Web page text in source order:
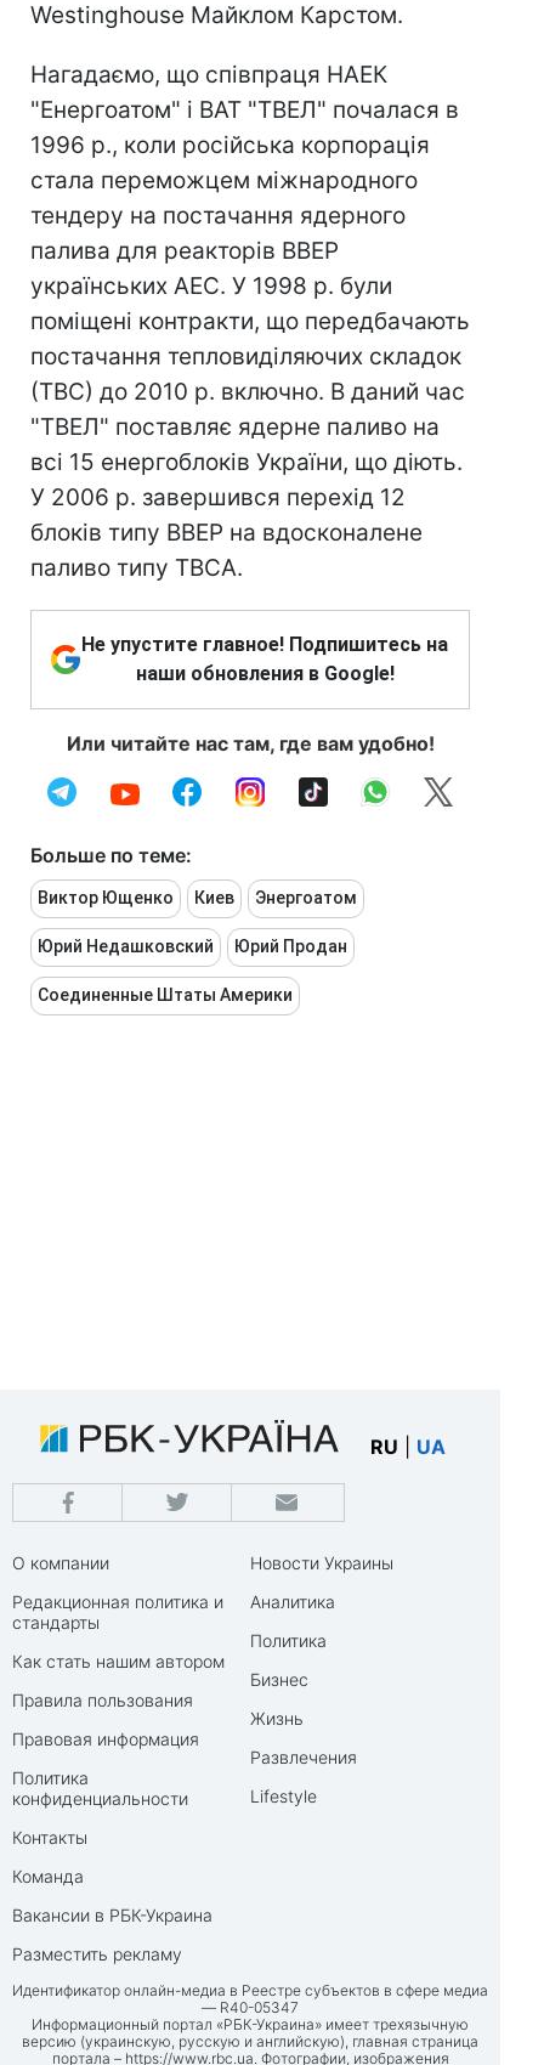
Westinghouse Майклом Карстом.
Нагадаємо, що співпраця НАЕК
"Енергоатом" і ВАТ "ТВЕЛ" почалася в
1996 р., коли російська корпорація
стала переможцем міжнародного
тендеру на постачання ядерного
палива для реакторів ВВЕР
українських АЕС. У 1998 р. були
поміщені контракти, що передбачають
постачання тепловиділяючих складок
(ТВС) до 2010 р. включно. В даний час
"ТВЕЛ" поставляє ядерне паливо на
всі 15 енергоблоків України, що діють.
У 2006 р. завершився перехід 12
блоків типу ВВЕР на вдосконалене
паливо типу ТВСА.
Не упустите главное! Подпишитесь на
наши обновления в Google!
Или читайте нас там, где вам удобно!
Больше по теме:
Виктор Ющенко Киев Энергоатом
Юрий Недашковский Юрий Продан
Соединенные Штаты Америки
RU UA
О компании
Редакционная политика и
стандарты
Как стать нашим автором
Правила пользования
Правовая информация
Политика
конфиденциальности
Контакты
Команда
Вакансии в РБК-Украина
Разместить рекламу
Новости Украины
Аналитика
Политика
Бизнес
Жизнь
Развлечения
Lifestyle
Идентификатор онлайн-медиа в Реестре субъектов в сфере медиа
— R40-05347
Информационный портал «РБК-Украина» имеет трехязычную
версию (украинскую, русскую и английскую), главная страница
портала – https://www.rbc.ua. Фотографии, изображения